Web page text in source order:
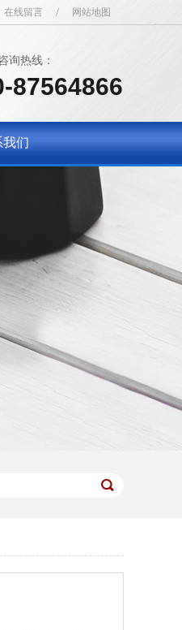
在线留言 / 网站地图
询热线：
87564866
我们